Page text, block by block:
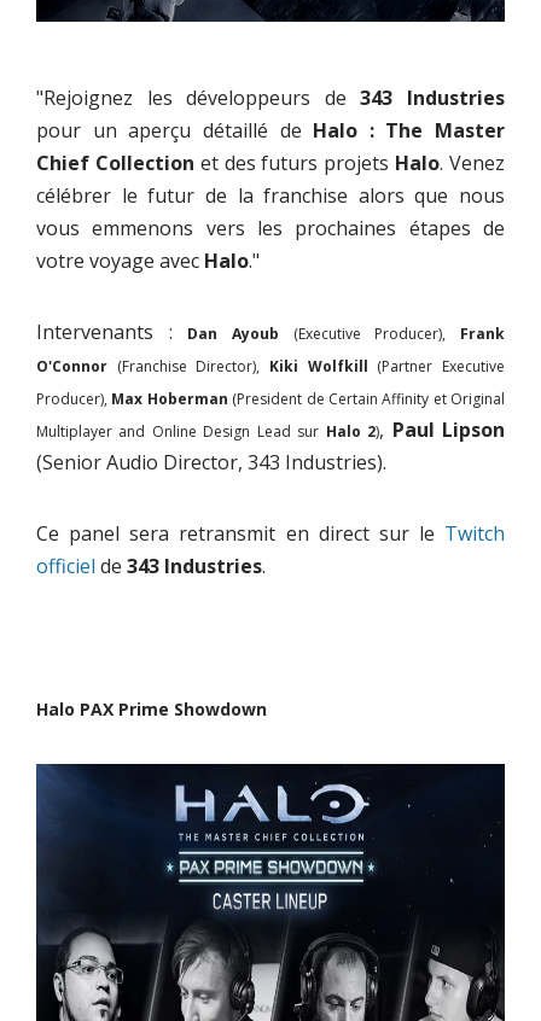
"Rejoignez les développeurs de343 Industries
pour un aperçu détaillé de Halo : The Master
Chief Collection et des futurs projets Halo. Venez
célébrer le futur de la franchise alors que nous
vous emmenons vers les prochaines étapes de
votre voyage avec Halo."
Intervenants : Dan Ayoub (Executive Producer), Frank
O'Connor (Franchise Director), Kiki Wolfkill (Partner Executive
Producer), Max Hoberman (President de Certain Affinity et Original
Multiplayer and Online Design Lead sur Halo 2), Paul Lipson
(Senior Audio Director, 343 Industries).
Ce panel sera retransmit en direct sur le Twitch
officiel de 343 Industries.
Halo PAX Prime Showdown